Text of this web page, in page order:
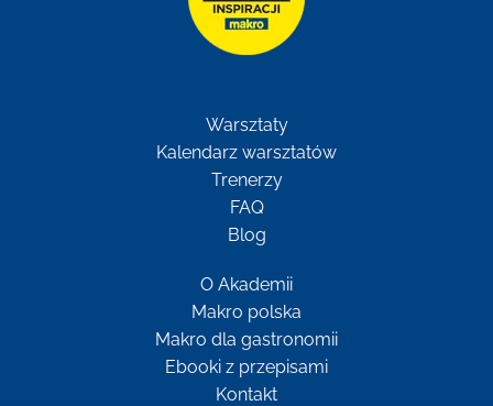
Warsztaty
Kalendarz warsztatów
Trenerzy
FAQ
Blog
O Akademii
Makro polska
Makro dla gastronomii
Ebooki z przepisami
Kontakt